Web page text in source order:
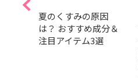
夏のくすみの原因
は？ おすすめ成分＆
注目アイテム3選